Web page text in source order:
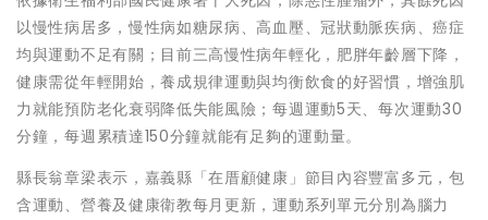
以慢性病居多，慢性病如糖尿病、高血壓、冠狀動脈疾病、癌症
均與運動不足有關；目前三高慢性病年輕化，肥胖年齡層下降，
健康需從年輕開始，養成規律運動與均衡飲食的好習慣，增強肌
力就能預防老化衰弱降低失能風險；每週運動5天、每次運動30
分鐘，每週累積達150分鐘就能有足夠的運動量。
縣長翁章梁表示，嘉義縣「在厝顧健康」節目內容豐富多元，包
含運動、營養及健康衛教每月更新，運動系列單元分別為腦力